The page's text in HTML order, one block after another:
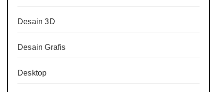
Desain 3D
Desain Grafis
Desktop